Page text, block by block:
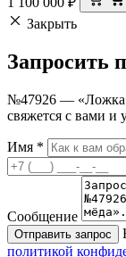
Закрыть
Запросить
№47926 — «Ложка
свяжется с вами и
Имя *
Сообщение
Отправить запрос
политикой